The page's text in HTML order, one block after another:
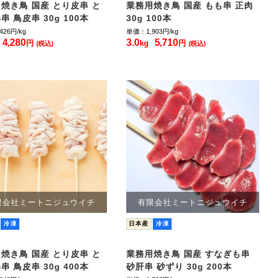
き鳥 国産 とり皮串 と
串 鳥皮串 30g 100本
円/kg
4,280円 (税込)
業務用焼き鳥 国産 もも串 正肉
30g 100本
単価：1,903円/kg
3.0kg 5,710円 (税込)
会社ミートニジュウイチ
冷凍
き鳥 国産 とり皮串 と
串 鳥皮串 30g 400本
有限会社ミートニジュウイチ
日本産 冷凍
業務用焼き鳥 国産 すなぎも串
砂肝串 砂ずり 30g 200本